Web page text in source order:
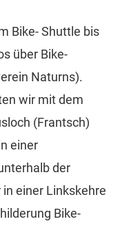
Bike- Shuttle bis
über Bike-
Naturns).
wir mit dem
(Frantsch)
einer
der
einer Linkskehre
Bike-